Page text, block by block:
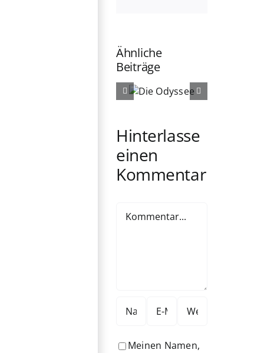
Ähnliche
Beiträge
Hinterlasse
einen
Kommentar
Meinen Namen,